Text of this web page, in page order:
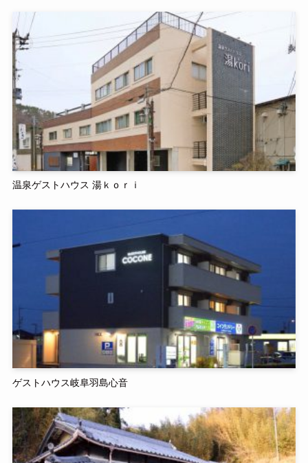
温泉ゲストハウス 湯ｋｏｒｉ
ゲストハウス岐阜羽島心音